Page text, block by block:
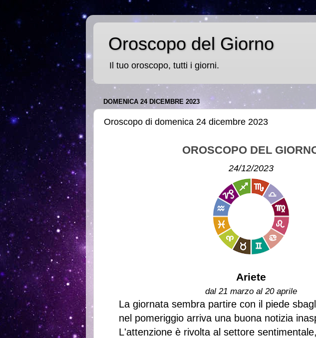
Oroscopo del Giorno
Il tuo oroscopo, tutti i giorni.
DOMENICA 24 DICEMBRE 2023
Oroscopo di domenica 24 dicembre 2023
OROSCOPO DEL
24/12/2023
Ariete
dal 21 marzo al 20 aprile
La giornata sembra partire con il piede
nel pomeriggio arriva una buona notizia
L'attenzione è rivolta al settore